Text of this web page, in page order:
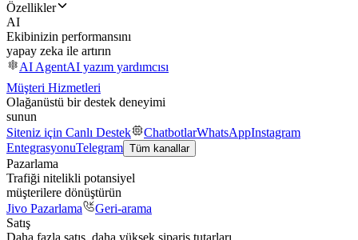
Özellikler
AI
Ekibinizin performansını
yapay zeka ile artırın
AI AgentAI yazım yardımcısı
Müşteri Hizmetleri
Olağanüstü bir destek deneyimi
sunun
Siteniz için Canlı Destek
ChatbotlarWhatsAppInstagram
EntegrasyonuTelegram Tüm kanallar
Pazarlama
Trafiği nitelikli potansiyel
müşterilere dönüştürün
Jivo Pazarlama
Geri-arama
Satış
Daha fazla satış, daha yüksek sipariş tutarları